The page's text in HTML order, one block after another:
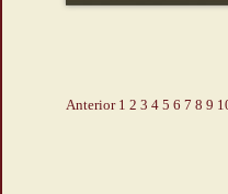
Anterior 1 2 3 4 5 6 7 8 9